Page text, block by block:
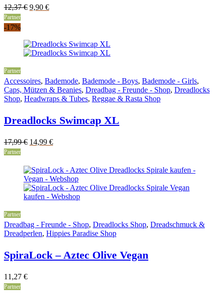
12,37€ Original
9,90 €Current
Partner
-17%
Partner
Accessoires, Bademode, Bademode - Boys, Bademode - Girls,
Caps, Mützen & Beanies, Dreadbag - Freunde - Shop, Dreadlocks
Shop, Headwraps & Tubes, Reggae & Rasta Shop
Dreadlocks Swimcap XL
17,99€ Original
17,99 €.
14,99 €Current
14,99 €.
Partner
Partner
Dreadbag - Freunde - Shop, Dreadlocks Shop, Dreadschmuck &
Dreadperlen, Hippies Paradise Shop
SpiraLock – Aztec Olive Vegan
11,27 €
Partner